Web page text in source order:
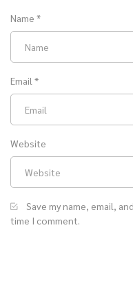
Name *
Email *
Website
Save my name, email,
time I comment.